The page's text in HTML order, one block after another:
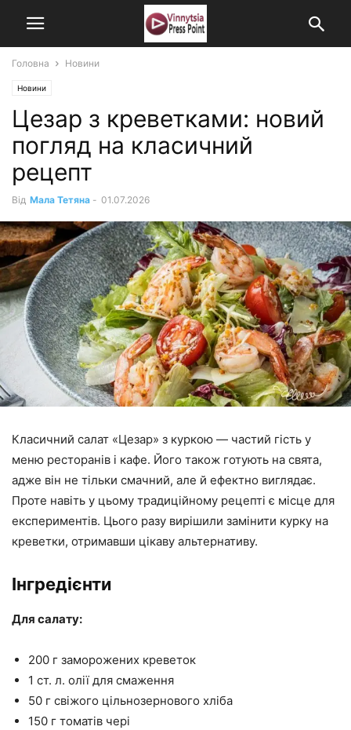
Головна Новини
Новини
Цезар з креветками: новий
погляд на класичний
рецепт
Від Мала Тетяна - 01.07.2026
Класичний салат «Цезар» з куркою — частий гість у
меню ресторанів і кафе. Його також готують на свята,
адже він не тільки смачний, але й ефектно виглядає.
Проте навіть у цьому традиційному рецепті є місце для
експериментів. Цього разу вирішили замінити курку на
креветки, отримавши цікаву альтернативу.
Інгредієнти
Для салату:
200 г заморожених креветок
1 ст. л. олії для смаження
50 г свіжого цільнозернового хліба
150 г томатів чері